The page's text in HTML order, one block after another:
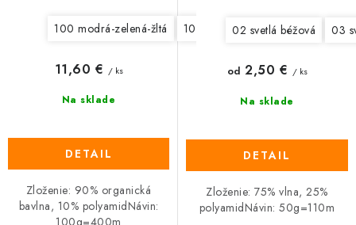
100 modrá-zelená-žltá 101 oranžová-zelená-modrá
Na sklade
11,60 € / ks
DETAIL
Zloženie: 90% organická
bavlna, 10% polyamidNávin:
02 svetlá béžová 03
Na sklade
od 2,50 € / ks
DETAIL
Zloženie: 75% vlna, 25%
polyamidNávin: 50g=110m